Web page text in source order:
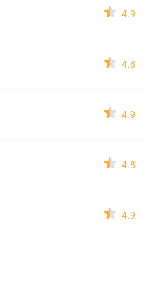
4.9
4.8
4.9
4.8
4.9